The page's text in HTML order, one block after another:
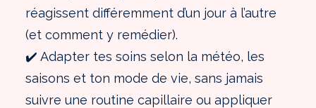
réagissent différemment d’un jour à l’autre
(et comment y remédier).
✔️ Adapter tes soins selon la météo, les
saisons et ton mode de vie, sans jamais
suivre une routine capillaire ou appliquer